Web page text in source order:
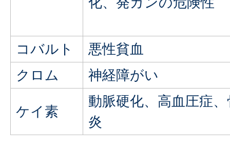
コバルト
悪性貧血
クロム
神経障がい
ケイ素
動脈硬化、高血圧症
炎